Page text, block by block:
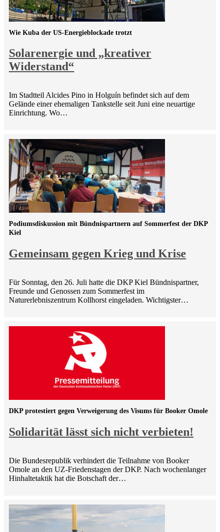
Solarenergie und „kreativer
Widerstand“
Wie Kuba der US-Energieblockade trotzt
Im Stadtteil Alcides Pino in Holguín befindet sich auf dem
Gelände einer ehemaligen Tankstelle seit Juni eine neuartige
Einrichtung. Wo…
Gemeinsam gegen Krieg und Krise
Podiumsdiskussion mit Bündnispartnern auf Sommerfest der DKP
Kiel
Für Sonntag, den 26. Juli hatte die DKP Kiel Bündnispartner,
Freunde und Genossen zum Sommerfest im
Naturerlebniszentrum Kollhorst eingeladen. Wichtigster…
Solidarität lässt sich nicht verbieten!
DKP protestiert gegen Verweigerung des Visums für Booker Omole
Die Bundesrepublik verhindert die Teilnahme von Booker
Omole an den UZ-Friedenstagen der DKP. Nach wochenlanger
Hinhaltetaktik hat die Botschaft der…